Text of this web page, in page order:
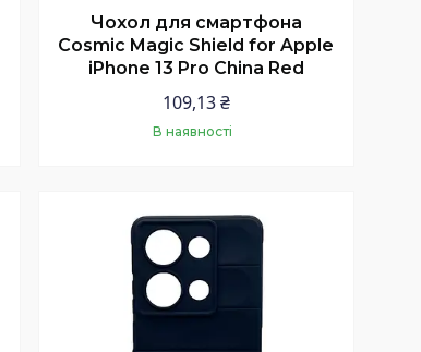
Чохол для смартфона
Cosmic Magic Shield for Apple
iPhone 13 Pro China Red
109,13 ₴
В наявності